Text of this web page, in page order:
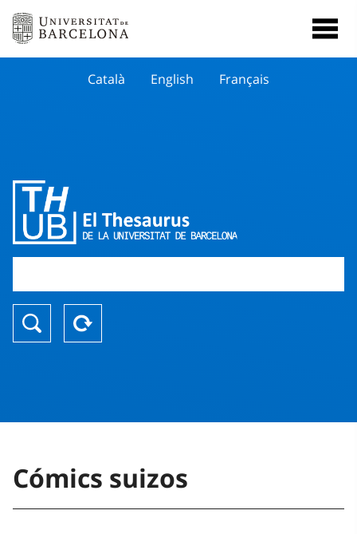
Català English Français
Cómics suizos